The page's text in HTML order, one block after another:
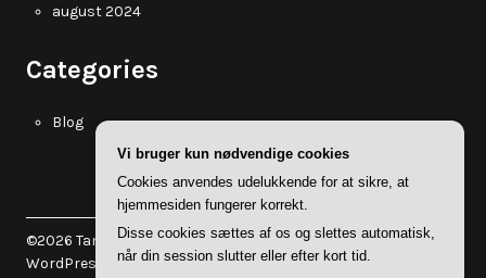
august 2024
Categories
Blog
©2026 Tanholt.dk | WordPress Theme by Superb
WordPress Themes
Vi bruger kun nødvendige cookies
Cookies anvendes udelukkende for at sikre, at
hjemmesiden fungerer korrekt.
Disse cookies sættes af os og slettes automatisk,
når din session slutter eller efter kort tid.